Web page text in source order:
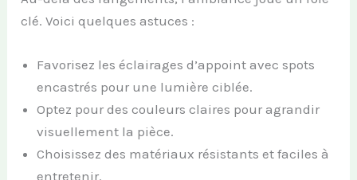
clé. Voici quelques astuces :
Favorisez les éclairages d’appoint avec spots
encastrés pour une lumière ciblée.
Optez pour des couleurs claires pour agrandir
visuellement la pièce.
Choisissez des matériaux résistants et faciles à
entretenir.